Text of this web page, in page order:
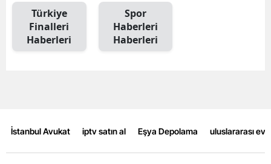
Kayseri
Konya
Türkiye
Finalleri
Haberleri
Spor
Haberleri
Haberleri
İstanbul Avukat iptv satın al Eşya Depolama uluslararası